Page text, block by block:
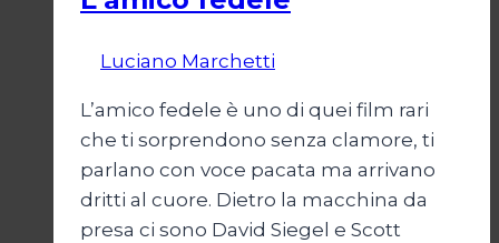
Luciano Marchetti
L’amico fedele è uno di quei film rari
che ti sorprendono senza clamore, ti
parlano con voce pacata ma arrivano
dritti al cuore. Dietro la macchina da
presa ci sono David Siegel e Scott